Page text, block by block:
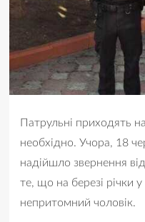
Патрульні приходять
необхідно. Учора, 18
надійшло звернення
те, що на березі річки
непритомний чоловік.